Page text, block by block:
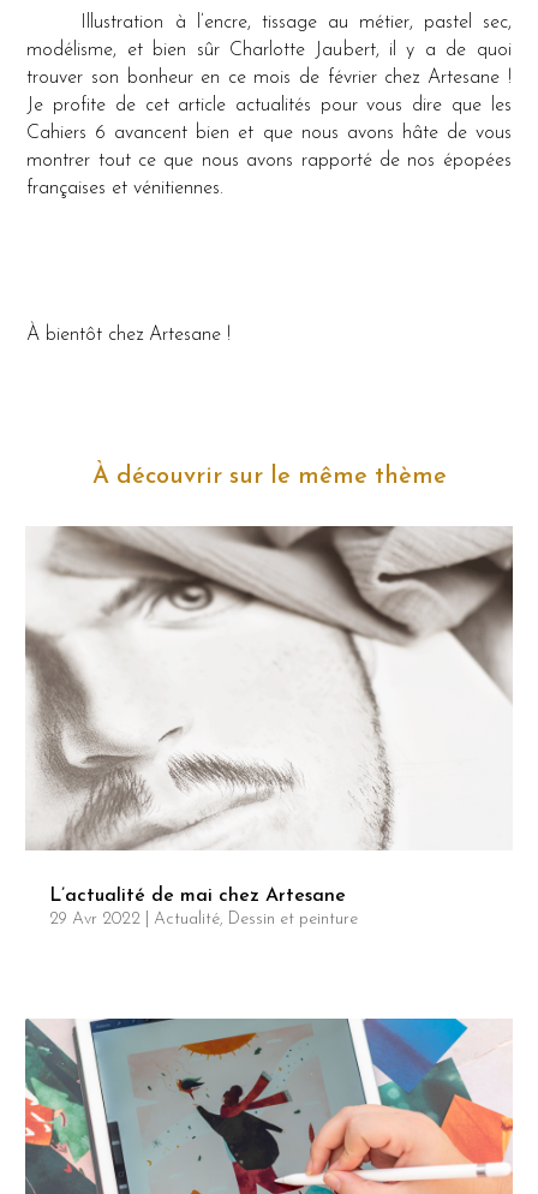
Illustration à l’encre, tissage au métier, pastel sec,
modélisme, et bien sûr Charlotte Jaubert, il y a de quoi
trouver son bonheur en ce mois de février chez Artesane !
Je profite de cet article actualités pour vous dire que les
Cahiers 6 avancent bien et que nous avons hâte de vous
montrer tout ce que nous avons rapporté de nos épopées
françaises et vénitiennes.
À bientôt chez Artesane !
À découvrir sur le même thème
L’actualité de mai chez Artesane
29 Avr 2022 Actualité, Dessin et peinture